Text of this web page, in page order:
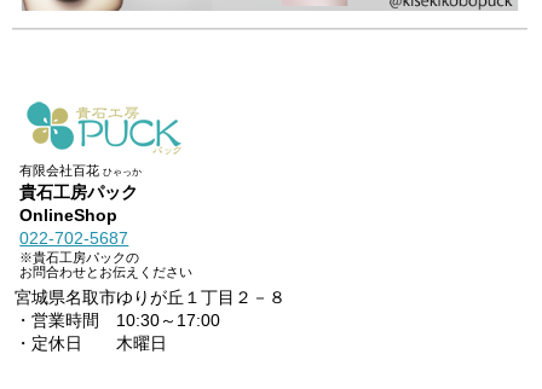
有限会社百花ひゃっか
貴石工房パック
OnlineShop
022-702-5687
※貴石工房パックの
お問合わせとお伝えください
宮城県名取市ゆりが丘１丁目２－８
・営業時間 10:30～17:00
・定休日 木曜日